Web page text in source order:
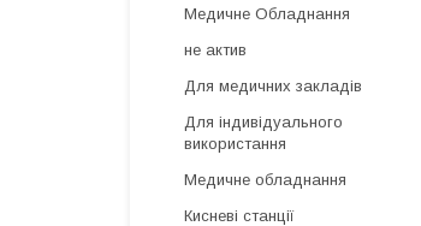
Медичне Обладнання
не актив
Для медичних закладів
Для індивідуального
використання
Медичне обладнання
Кисневі станції